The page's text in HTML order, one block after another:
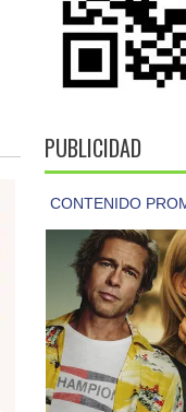
PUBLICIDAD